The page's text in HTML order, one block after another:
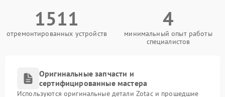
1511
отремонтированных устройств
4
минимальный опыт работы
специалистов
Оригинальные запчасти и
сертифицированные мастера
Используются оригинальные детали Zotac и прошедшие